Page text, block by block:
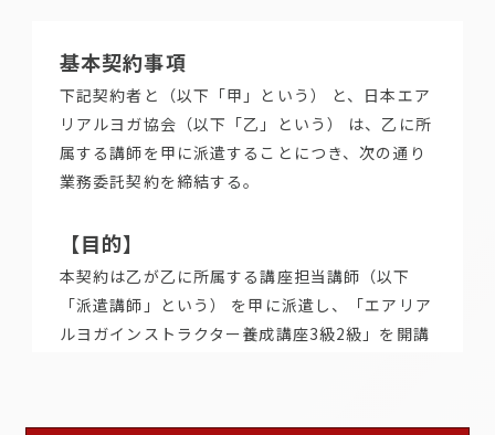
基本契約事項
下記契約者と（以下「甲」という） と、日本エア
リアルヨガ協会（以下「乙」という） は、乙に所
属する講師を甲に派遣することにつき、次の通り
業務委託契約を締結する。
【目的】
本契約は乙が乙に所属する講座担当講師（以下
「派遣講師」という） を甲に派遣し、「エアリア
ルヨガインストラクター養成講座3級2級」を開講